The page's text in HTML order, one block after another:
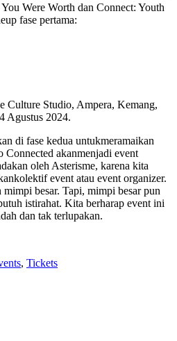
Were Worth dan Connect: Youth
fase pertama:
Culture Studio, Ampera, Kemang,
Agustus 2024.
di fase kedua untukmeramaikan
Connected akanmenjadi event
oleh Asterisme, karena kita
kolektifevent atau event organizer.
mimpi besar. Tapi, mimpi besarpun
istirahat. Kita berharap event ini
dan tak terlupakan.
, Tickets